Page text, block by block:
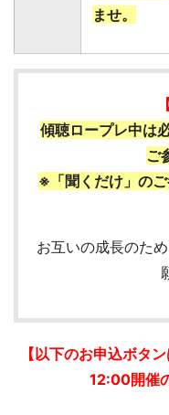
ませ。
傾聴ロープレ中は
ご
※「聞くだけ」の
お互いの成長のた
【以下のお申込ボタ
12:00開催